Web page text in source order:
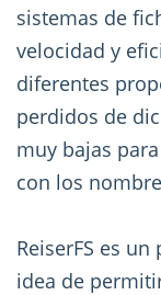
sistemas de
velocidad y
diferentes
perdidos de
muy bajas
con los
ReiserFS es
idea de